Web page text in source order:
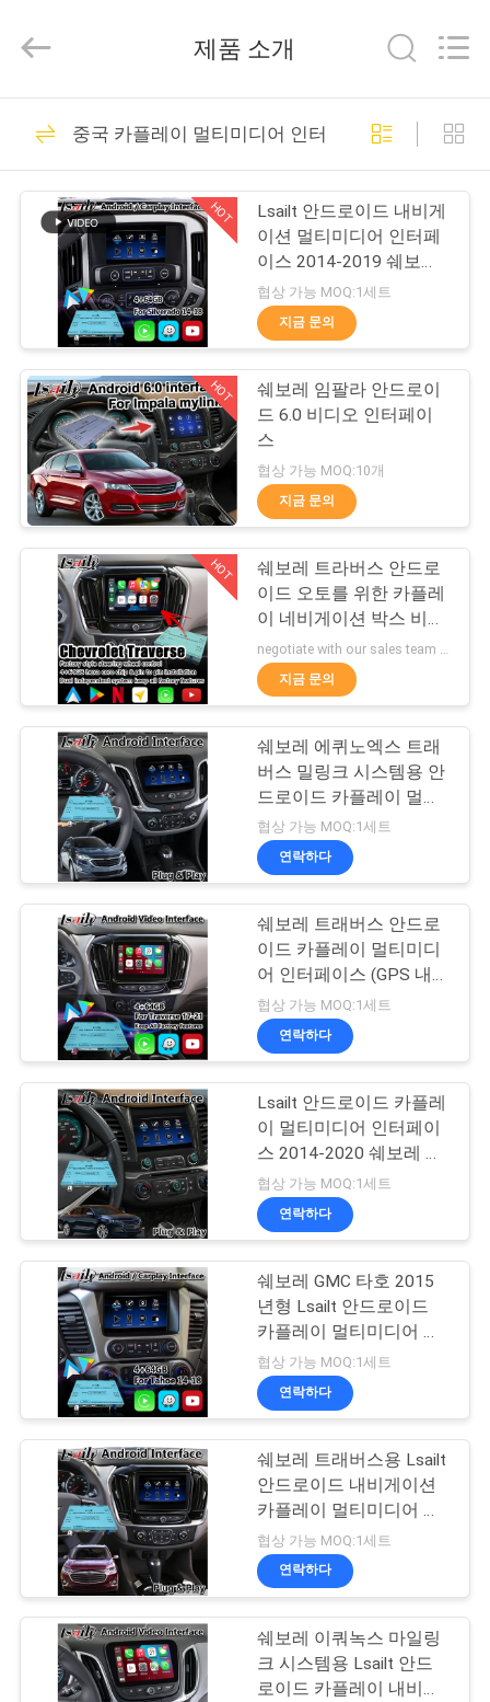
제
영
상
우
리
여
행
관
락
뉴
우
2015
Xinsongxia
Co.,Ltd.
Rights
자동차 네비게이션
박스
70
안드로이드 탐색 상
자
56
GPS 네비게이션 박
스
25
렉서스 비디오 인터
페이스
닛산 멀티미디어 인
터페이스
52
렉서스 안드로이드
스크린
32
자동차 멀티미디어
화면
제품 소개
중국 카플레이 멀티미디어 인터페이스
HOT
Lsailt 안드로이드 내비게
이션 멀티미디어 인터페
이스 2014-2019 쉐보레
실버라도 1500 2500
3500 마일링크 시스템
협상 가능 MOQ:1세트
지금 문의
HOT
쉐보레 임팔라 안드로이
드 6.0 비디오 인터페이
스
협상 가능 MOQ:10개
지금 문의
HOT
쉐보레 트라버스 안드로
이드 오토를 위한 카플레
이 네비게이션 박스 비디
오 인터페이스
지금 문의
쉐보레 에퀴노엑스 트래
버스 밀링크 시스템용 안
드로이드 카플레이 멀티
미디어 인터페이스
협상 가능 MOQ:1세트
연락하다
쉐보레 트래버스 안드로
이드 카플레이 멀티미디
어 인터페이스 (GPS 내비
게이션 포함)
협상 가능 MOQ:1세트
연락하다
Lsailt 안드로이드 카플레
이 멀티미디어 인터페이
스 2014-2020 쉐보레 임
팔라 LTZ LT Mylink 시스
템
협상 가능 MOQ:1세트
연락하다
쉐보레 GMC 타호 2015
년형 Lsailt 안드로이드
카플레이 멀티미디어 인
터페이스
협상 가능 MOQ:1세트
연락하다
쉐보레 트래버스용 Lsailt
안드로이드 내비게이션
카플레이 멀티미디어 비
디오 인터페이스
협상 가능 MOQ:1세트
연락하다
쉐보레 이쿼녹스 마일링
크 시스템용 Lsailt 안드
로이드 카플레이 내비게